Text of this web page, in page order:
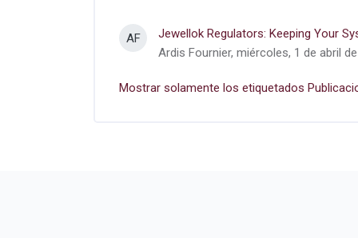
AF
Jewellok Regulators: Keeping Your
Ardis Fournier, miércoles, 1 de abril
Mostrar solamente los etiquetados